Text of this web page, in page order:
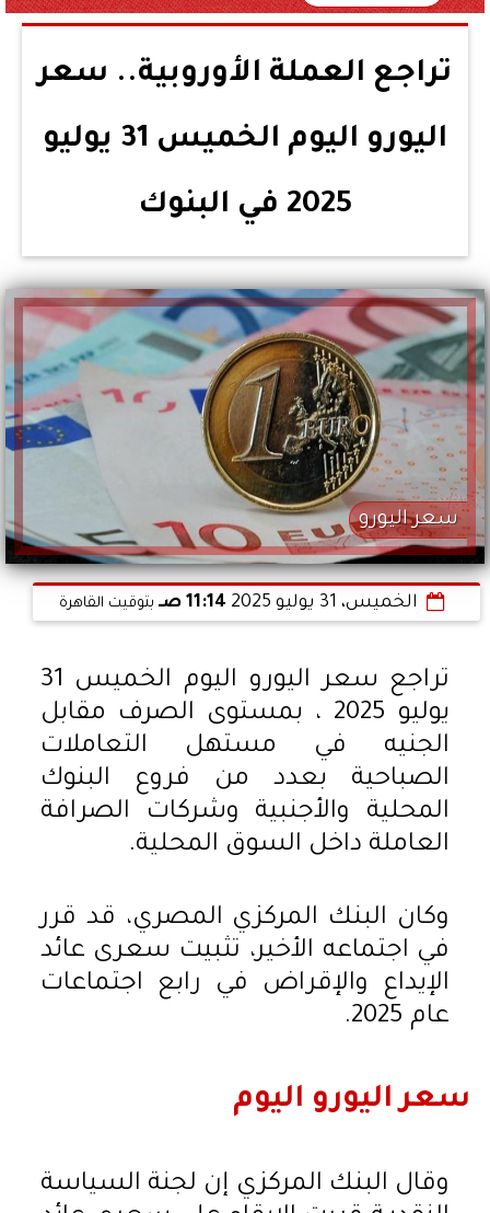
تراجع العملة الأوروبية.. سعر
اليورو اليوم الخميس 31 يوليو
2025 في البنوك
سعر اليورو
الخميس، 31 يوليو 2025 11:14 صـ بتوقيت القاهرة
تراجع سعر اليورو اليوم الخميس 31
يوليو 2025 ، بمستوى الصرف مقابل
الجنيه في مستهل التعاملات
الصباحية بعدد من فروع البنوك
المحلية والأجنبية وشركات الصرافة
العاملة داخل السوق المحلية.
وكان البنك المركزي المصري، قد قرر
في اجتماعه الأخير، تثبيت سعرى عائد
الإيداع والإقراض في رابع اجتماعات
عام 2025.
سعر اليورو اليوم
وقال البنك المركزي إن لجنة السياسة